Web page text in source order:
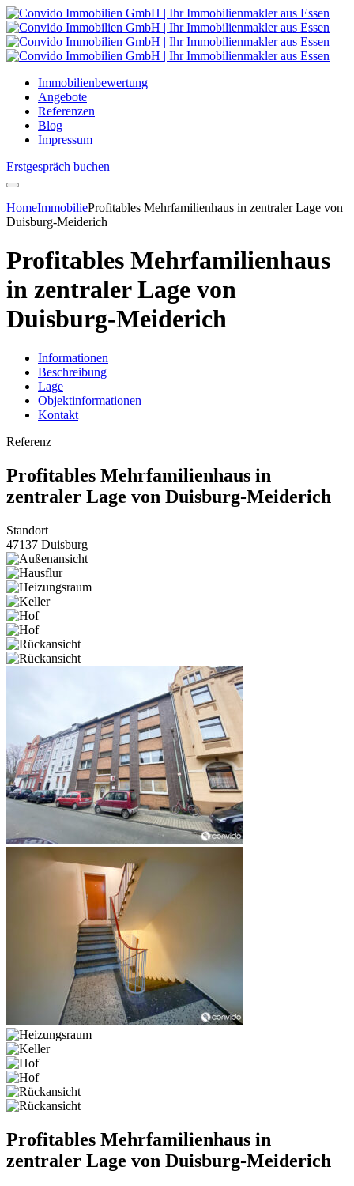
Immobilienbewertung
Angebote
Referenzen
Blog
Impressum
Erstgespräch buchen
HomeImmobilieProfitables Mehrfamilienhaus in zentraler Lage von
Duisburg-Meiderich
Profitables Mehrfamilienhaus
in zentraler Lage von
Duisburg-Meiderich
Informationen
Beschreibung
Lage
Objektinformationen
Kontakt
Referenz
Profitables Mehrfamilienhaus in
zentraler Lage von Duisburg-Meiderich
Standort
47137 Duisburg
Profitables Mehrfamilienhaus in
zentraler Lage von Duisburg-Meiderich